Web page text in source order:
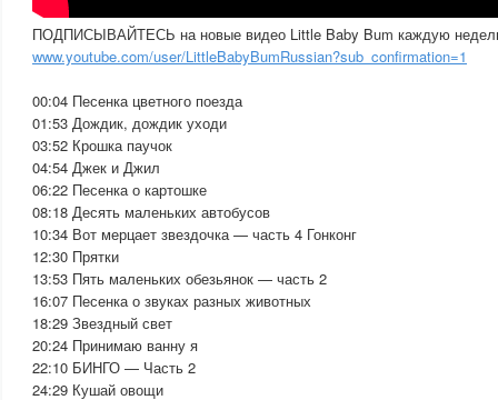
ПОДПИСЫВАЙТЕСЬ на новые видео Little Baby Bum каждую
www.youtube.com/user/LittleBabyBumRussian?sub_confirmation=1
00:04 Песенка цветного поезда
01:53 Дождик, дождик уходи
03:52 Крошка паучок
04:54 Джек и Джил
06:22 Песенка о картошке
08:18 Десять маленьких автобусов
10:34 Вот мерцает звездочка — часть 4 Гонконг
12:30 Прятки
13:53 Пять маленьких обезьянок — часть 2
16:07 Песенка о звуках разных животных
18:29 Звездный свет
20:24 Принимаю ванну я
22:10 БИНГО — Часть 2
24:29 Кушай овощи